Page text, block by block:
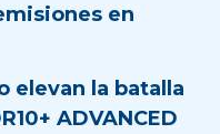
en
elevan la batalla
ADVANCED